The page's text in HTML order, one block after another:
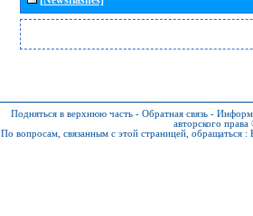
Подняться в верхнюю часть - Обратная связь -
авторского
По вопросам, связанным с этой страницей, обращаться :